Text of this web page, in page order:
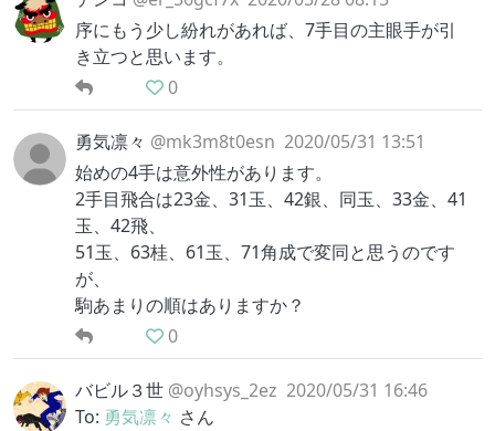
序にもう少し紛れがあれば、7手目の主眼手が引
き立つと思います。
0
勇気凛々 @mk3m8t0esn 2020/05/31 13:51
始めの4手は意外性があります。
2手目飛合は23金、31玉、42銀、同玉、33金、41
玉、42飛、
51玉、63桂、61玉、71角成で変同と思うのです
が、
駒あまりの順はありますか？
0
バビル３世 @oyhsys_2ez 2020/05/31 16:46
To: 勇気凛々 さん